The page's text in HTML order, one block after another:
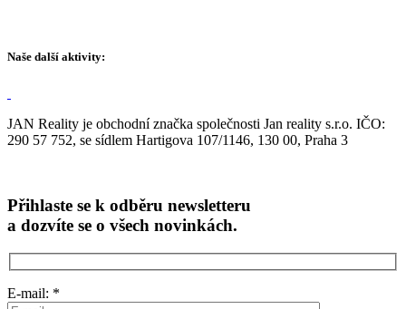
Naše další aktivity:
JAN Reality je obchodní značka společnosti Jan reality s.r.o. IČO:
290 57 752, se sídlem Hartigova 107/1146, 130 00, Praha 3
Přihlaste se k odběru newsletteru
a dozvíte se o všech novinkách.
E-mail: *